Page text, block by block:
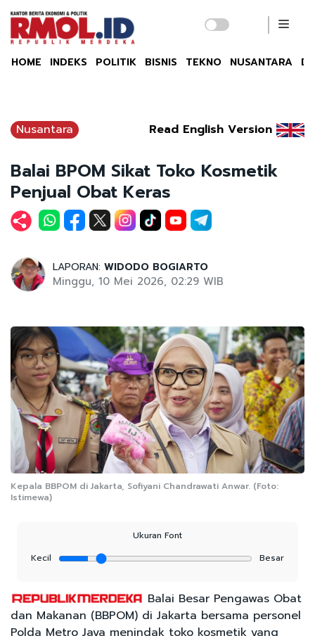
HOME INDEKS POLITIK BISNIS TEKNO NUSANTARA
Nusantara Read English Version
Balai BPOM Sikat Toko Kosmetik
Penjual Obat Keras
LAPORAN: WIDODO BOGIARTO
Minggu, 10 Mei 2026, 02:29 WIB
Kepala BBPOM di Jakarta, Sofiyani Chandrawati Anwar. (Foto:
Istimewa)
Ukuran Font
Kecil
Besar
Balai Besar Pengawas Obat
dan Makanan (BBPOM) di Jakarta bersama personel
Polda Metro Jaya menindak toko kosmetik yang